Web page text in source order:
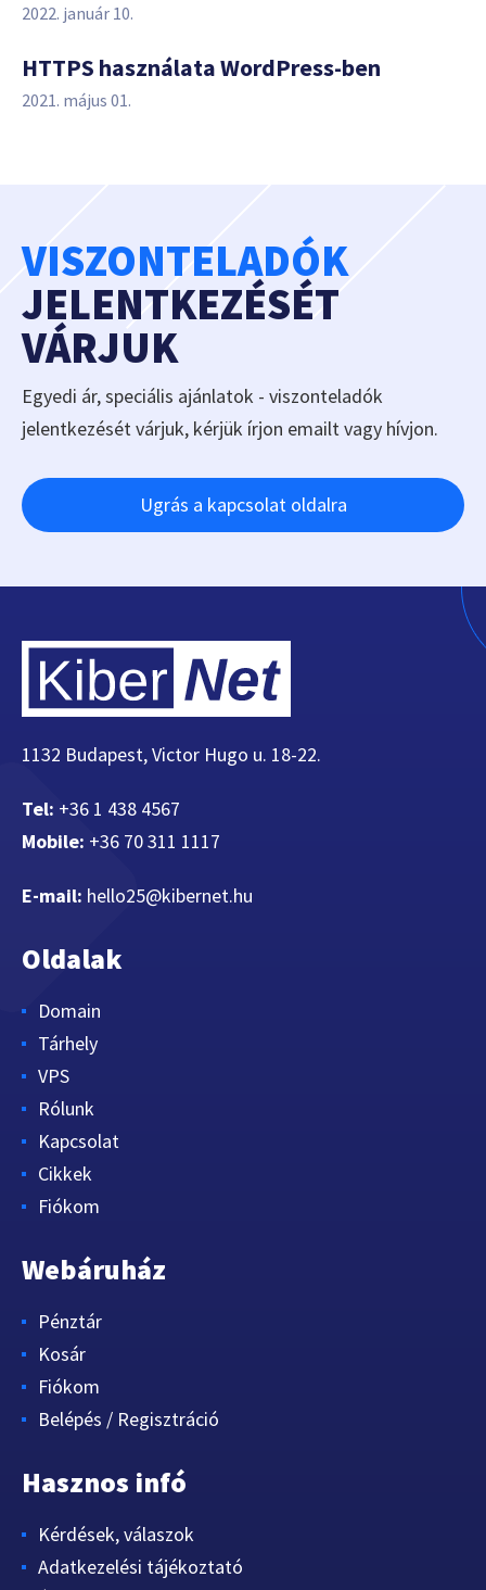
2022. január 10.
HTTPS használata WordPress-ben
2021. május 01.
VISZONTELADÓK
JELENTKEZÉSÉT
VÁRJUK
Egyedi ár, speciális ajánlatok - viszonteladók
jelentkezését várjuk, kérjük írjon emailt vagy hívjon.
Ugrás a kapcsolat oldalra
1132 Budapest, Victor Hugo u. 18-22.
Tel: +36 1 438 4567
Mobile: +36 70 311 1117
E-mail: hello25@kibernet.hu
Oldalak
Domain
Tárhely
VPS
Rólunk
Kapcsolat
Cikkek
Fiókom
Webáruház
Pénztár
Kosár
Fiókom
Belépés / Regisztráció
Hasznos infó
Kérdések, válaszok
Adatkezelési tájékoztató